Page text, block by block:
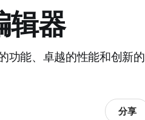
辑器
功能、卓越的性能和创新的
分享